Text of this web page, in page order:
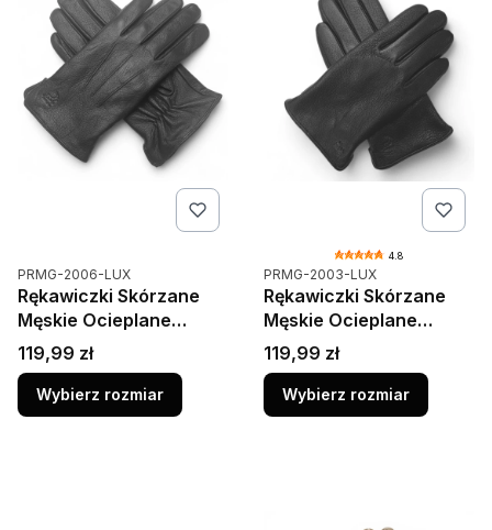
Kod produktu
PRMG-2006-LUX
Rękawiczki Skórzane
Męskie Ocieplane
Wełna Zimowe Czarne
Cena
119,99 zł
Wybierz rozmiar
4.8
Kod produktu
PRMG-2003-LUX
Rękawiczki Skórzane
Męskie Ocieplane
Premium Jelen PRIUS
LUX PRMG-2003
Czarne Gładkie
Cena
119,99 zł
Wybierz rozmiar